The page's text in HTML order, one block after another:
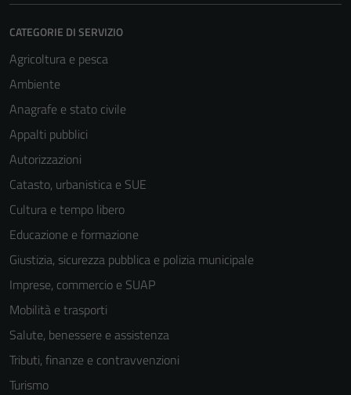
CATEGORIE DI SERVIZIO
Agricoltura e pesca
Ambiente
Anagrafe e stato civile
Appalti pubblici
Autorizzazioni
Catasto, urbanistica e SUE
Cultura e tempo libero
Educazione e formazione
Giustizia, sicurezza pubblica e polizia municipale
Imprese, commercio e SUAP
Mobilità e trasporti
Salute, benessere e assistenza
Tributi, finanze e contravvenzioni
Turismo